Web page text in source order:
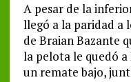
A pesar de la
llegó a la paridad a
de Braian Bazante
la pelota le quedó
un remate bajo,